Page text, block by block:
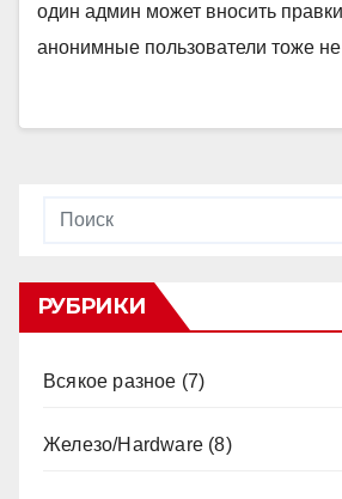
один админ может вносить
анонимные пользователи тоже
РУБРИКИ
Всякое разное (7)
Железо/Hardware (8)